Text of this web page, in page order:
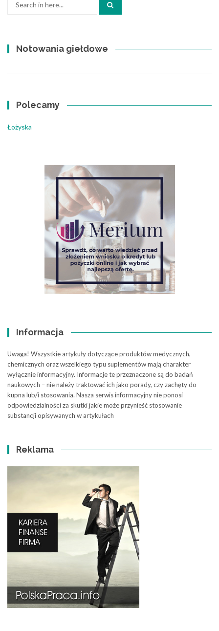
Notowania giełdowe
Polecamy
Łożyska
Informacja
Uwaga! Wszystkie artykuły dotyczące produktów medycznych,
chemicznych oraz wszelkiego typu suplementów mają charakter
wyłącznie informacyjny. Informacje te przeznaczone są do badań
naukowych – nie należy traktować ich jako porady, czy zachęty do
kupna lub/i stosowania. Nasza serwis informacyjny nie ponosi
odpowiedzialności za skutki jakie może przynieść stosowanie
substancji opisywanych w artykułach
Reklama